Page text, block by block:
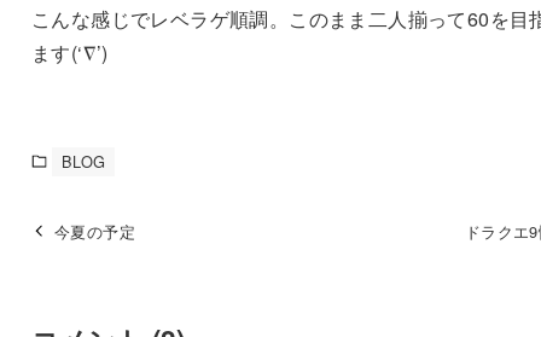
こんな感じでレベラゲ順調。このまま二人揃って60を目
ます(‘∇’)
BLOG
今夏の予定 ドラクエ